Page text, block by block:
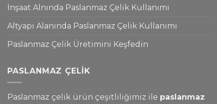
İnşaat Alnında Paslanmaz Çelik Kullanımı
Altyapı Alanında Paslanmaz Çelik Kullanımı
Paslanmaz Çelik Üretimini Keşfedin
PASLANMAZ ÇELIK
Paslanmaz çelik ürün çeşitliliğimiz ile paslanmaz